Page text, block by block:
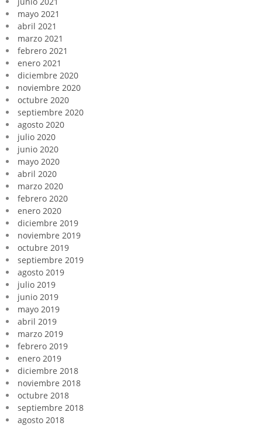
mayo 2021
abril 2021
marzo 2021
febrero 2021
enero 2021
diciembre 2020
noviembre 2020
octubre 2020
septiembre 2020
agosto 2020
julio 2020
junio 2020
mayo 2020
abril 2020
marzo 2020
febrero 2020
enero 2020
diciembre 2019
noviembre 2019
octubre 2019
septiembre 2019
agosto 2019
julio 2019
junio 2019
mayo 2019
abril 2019
marzo 2019
febrero 2019
enero 2019
diciembre 2018
noviembre 2018
octubre 2018
septiembre 2018
agosto 2018